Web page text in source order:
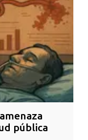
metro.
pública